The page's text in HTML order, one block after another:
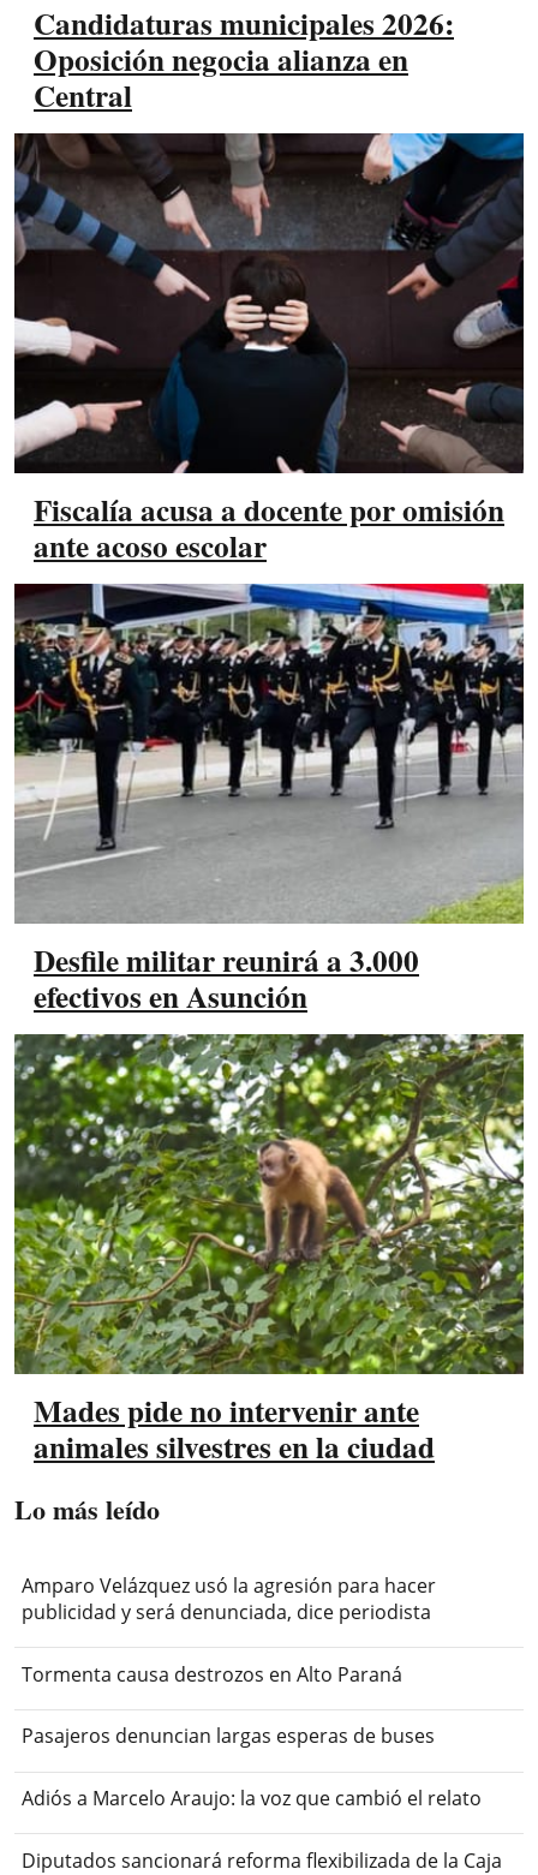
Candidaturas municipales 2026:
Oposición negocia alianza en
Central
Fiscalía acusa a docente por omisión
ante acoso escolar
Desfile militar reunirá a 3.000
efectivos en Asunción
Mades pide no intervenir ante
animales silvestres en la ciudad
Lo más leído
Amparo Velázquez usó la agresión para hacer
publicidad y será denunciada, dice periodista
Tormenta causa destrozos en Alto Paraná
Pasajeros denuncian largas esperas de buses
Adiós a Marcelo Araujo: la voz que cambió el relato
Diputados sancionará reforma flexibilizada de la Caja